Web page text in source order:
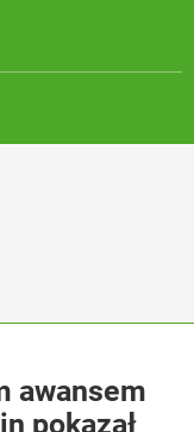
awansem
pokazał